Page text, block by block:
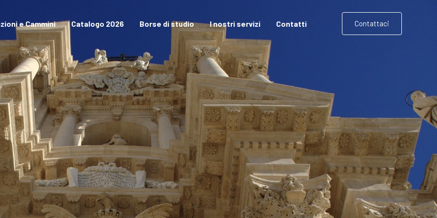
e Cammini Catalogo 2026 Borse di studio I nostri servizi Contatti Contattaci